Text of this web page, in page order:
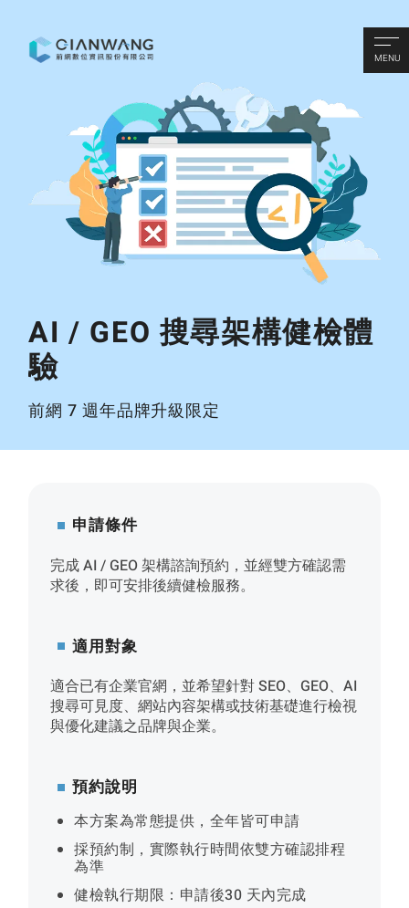
MENU
AI / GEO 搜尋架構健檢體
驗
前網 7 週年品牌升級限定
申請條件
完成 AI / GEO 架構諮詢預約，並經雙方確認需
求後，即可安排後續健檢服務。
適用對象
適合已有企業官網，並希望針對 SEO、GEO、AI
搜尋可見度、網站內容架構或技術基礎進行檢視
與優化建議之品牌與企業。
預約說明
本方案為常態提供，全年皆可申請
採預約制，實際執行時間依雙方確認排程
為準
健檢執行期限：申請後30 天內完成